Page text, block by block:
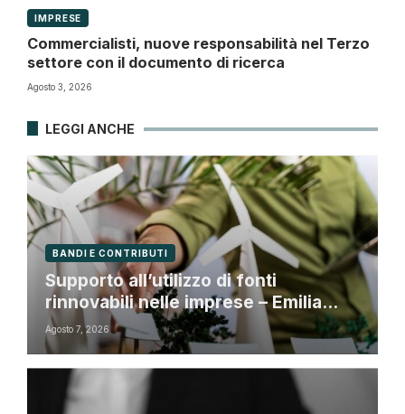
IMPRESE
Commercialisti, nuove responsabilità nel Terzo
settore con il documento di ricerca
Agosto 3, 2026
LEGGI ANCHE
BANDI E CONTRIBUTI
Supporto all’utilizzo di fonti
rinnovabili nelle imprese – Emilia
Romagna
Agosto 7, 2026